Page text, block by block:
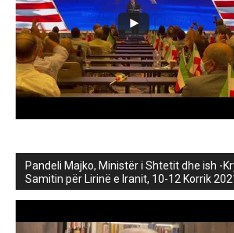
Pandeli Majko, Ministër i Shtetit dhe ish -
Samitin për Lirinë e Iranit, 10-12 Korrik